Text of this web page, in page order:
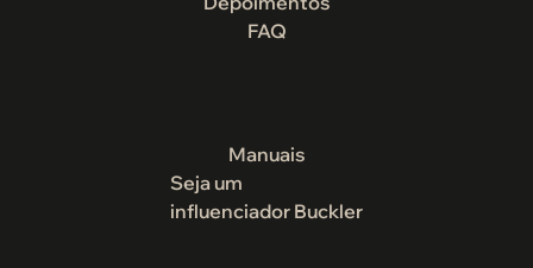
FAQ
Manuais
Seja um
influenciador Buckler